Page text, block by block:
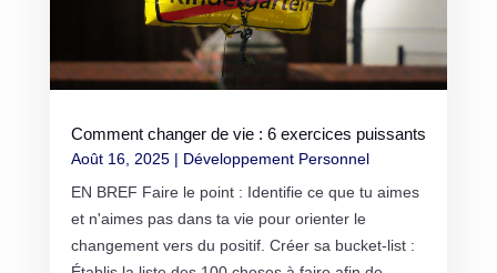
Comment changer de vie : 6 exercices puissants
Août 16, 2025| Développement Personnel
EN BREF Faire le point : Identifie ce que tu aimes
et n'aimes pas dans ta vie pour orienter le
changement vers du positif. Créer sa bucket-list :